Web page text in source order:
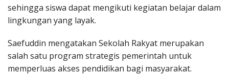
sehingga siswa dapat mengikuti kegiatan belajar dalam
lingkungan yang layak.
Saefuddin mengatakan Sekolah Rakyat merupakan
salah satu program strategis pemerintah untuk
memperluas akses pendidikan bagi masyarakat.